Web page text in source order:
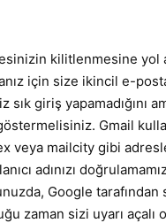
kilitlenmesine yol
için size ikincil e-
giriş yapamadığını
Gmail
mailcity gibi
adınızı
Google
zaman sizi uyarı